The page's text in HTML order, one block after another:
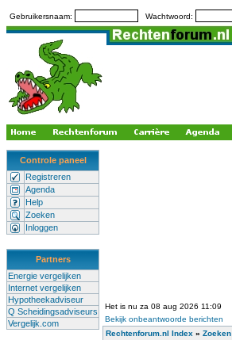
Gebruikersnaam: Wachtwoord:
Controle paneel
Registreren
Agenda
Help
Zoeken
Inloggen
Partners
Energie vergelijken
Internet vergelijken
Hypotheekadviseur
Q Scheidingsadviseurs
Vergelijk.com
Het is nu za 08 aug 2026 11:09
Bekijk onbeantwoorde berichten
Rechtenforum.nl Index » Zoeken